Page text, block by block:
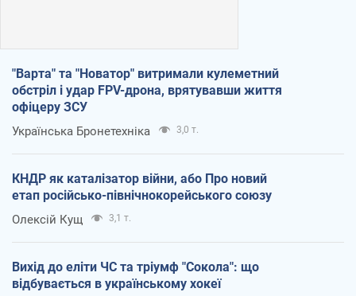
"Варта" та "Новатор" витримали кулеметний
обстріл і удар FPV-дрона, врятувавши життя
офіцеру ЗСУ
Українська Бронетехніка 3,0 т.
КНДР як каталізатор війни, або Про новий
етап російсько-північнокорейського союзу
Олексій Кущ 3,1 т.
Вихід до еліти ЧС та тріумф "Сокола": що
відбувається в українському хокеї